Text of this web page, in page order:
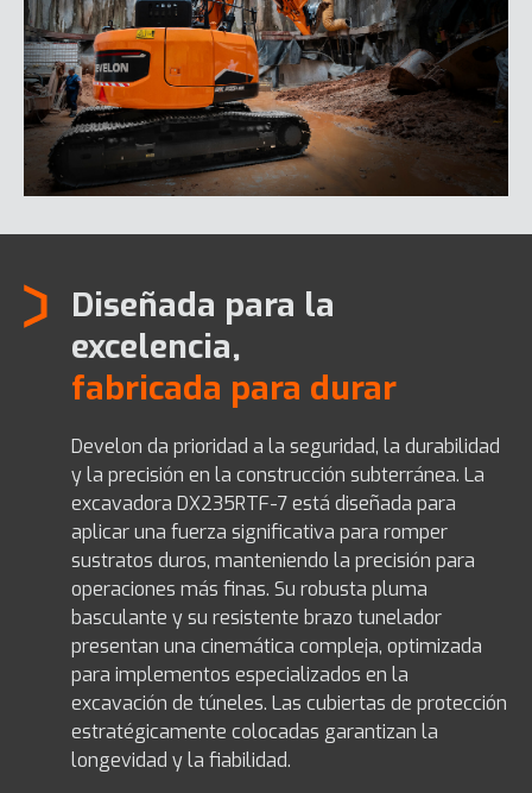
Diseñada para la
excelencia,
fabricada para durar
Develon da prioridad a la seguridad, la durabilidad
y la precisión en la construcción subterránea. La
excavadora DX235RTF-7 está diseñada para
aplicar una fuerza significativa para romper
sustratos duros, manteniendo la precisión para
operaciones más finas. Su robusta pluma
basculante y su resistente brazo tunelador
presentan una cinemática compleja, optimizada
para implementos especializados en la
excavación de túneles. Las cubiertas de protección
estratégicamente colocadas garantizan la
longevidad y la fiabilidad.